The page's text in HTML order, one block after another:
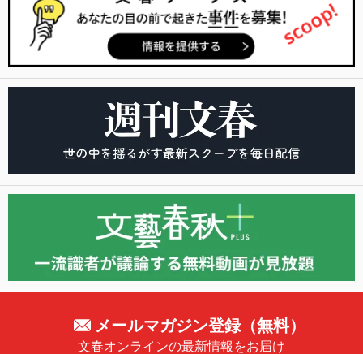
メールマガジン登録（無料）
文春オンラインの最新情報をお届け